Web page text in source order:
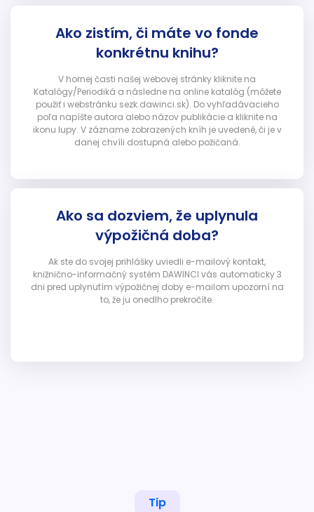
Ako zistím, či máte vo fonde
konkrétnu knihu?
V hornej časti našej webovej stránky kliknite na
Katalógy/Periodiká a následne na online katalóg (môžete
použiť i webstránku sezk.dawinci.sk). Do vyhľadávacieho
poľa napíšte autora alebo názov publikácie a kliknite na
ikonu lupy. V zázname zobrazených kníh je uvedené, či je v
danej chvíli dostupná alebo požičaná.
Ako sa dozviem, že uplynula
výpožičná doba?
Ak ste do svojej prihlášky uviedli e-mailový kontakt,
knižnično-informačný systém DAWINCI vás automaticky 3
dni pred uplynutím výpožičnej doby e-mailom upozorní na
to, že ju onedlho prekročíte.
Tip